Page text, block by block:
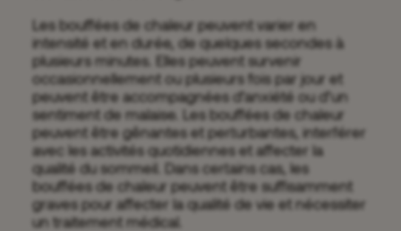
Les bouffées de chaleur peuvent varier en
intensité et en durée, de quelques secondes à
plusieurs minutes. Elles peuvent survenir
occasionnellement ou plusieurs fois par jour et
peuvent être accompagnées d’anxiété ou d’un
sentiment de malaise. Les bouffées de chaleur
peuvent être gênantes et perturbantes, interférer
avec les activités quotidiennes et affecter la
qualité du sommeil. Dans certains cas, les
bouffées de chaleur peuvent être suffisamment
graves pour affecter la qualité de vie et nécessiter
un traitement médical.